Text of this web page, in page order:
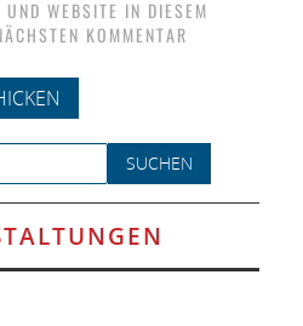
WEBSITE IN DIESEM
KOMMENTAR